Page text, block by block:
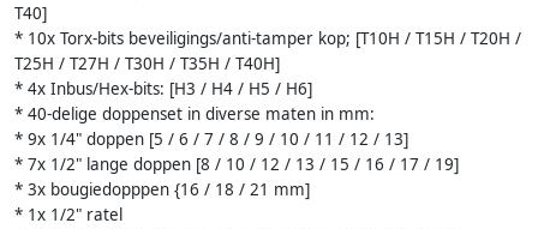
T40]
* 10x Torx-bits beveiligings/anti-tamper kop; [T10H / T15H / T20H /
T25H / T27H / T30H / T35H / T40H]
* 4x Inbus/Hex-bits: [H3 / H4 / H5 / H6]
* 40-delige doppenset in diverse maten in mm:
* 9x 1/4" doppen [5 / 6 / 7 / 8 / 9 / 10 / 11 / 12 / 13]
* 7x 1/2" lange doppen [8 / 10 / 12 / 13 / 15 / 16 / 17 / 19]
* 3x bougiedopppen {16 / 18 / 21 mm]
* 1x 1/2" ratel